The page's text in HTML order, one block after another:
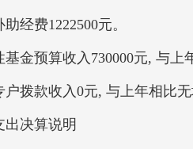
目补助经费
预算收入730000元, 与上年
款收入0元, 与上年相比无
决算说明